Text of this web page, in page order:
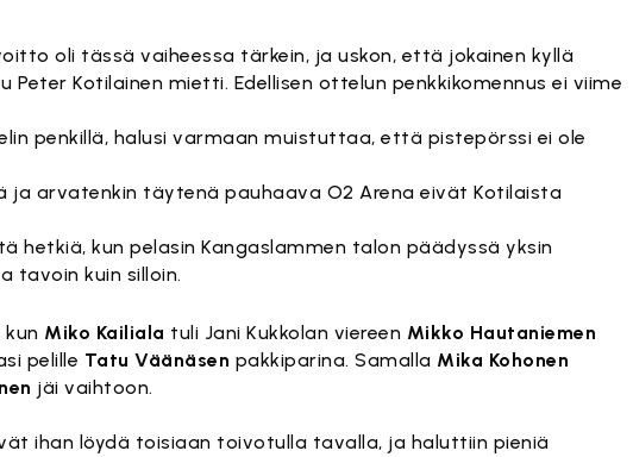
oli tässä vaiheessa tärkein, ja uskon, että jokainen kyllä
Kotilainen mietti. Edellisen ottelun penkkikomennus ei viime
penkillä, halusi varmaan muistuttaa, että pistepörssi ei ole
ja arvatenkin täytenä pauhaava O2 Arena eivät Kotilaista
hetkiä, kun pelasin Kangaslammen talon päädyssä yksin
tavoin kuin silloin.
Miko Kailiala tuli Jani Kukkolan viereen Mikko Hautaniemen
pelille Tatu Väänäsen pakkiparina. Samalla Mika Kohonen
jäi vaihtoon.
ihan löydä toisiaan toivotulla tavalla, ja haluttiin pieniä